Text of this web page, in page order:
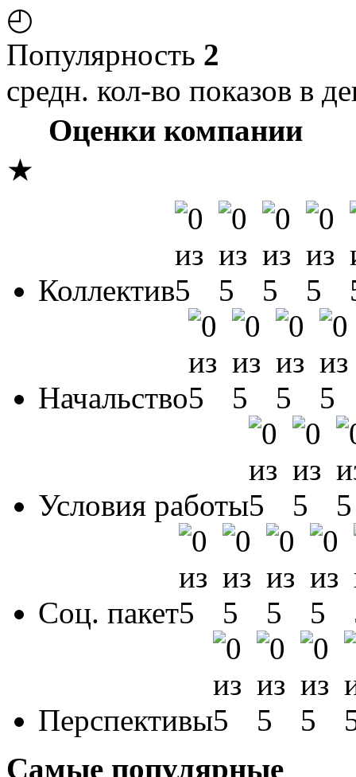
◴
Популярность 2
средн. кол-во показов в
Оценки компании
★
Коллектив
Начальство
Условия работы
Соц. пакет
Перспективы
Самые популярные